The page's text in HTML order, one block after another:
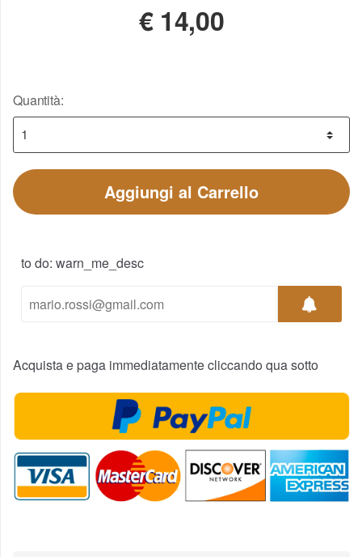
€ 14,00
Quantità:
Aggiungi al Carrello
to do: warn_me_desc
Acquista e paga immediatamente cliccando qua sotto